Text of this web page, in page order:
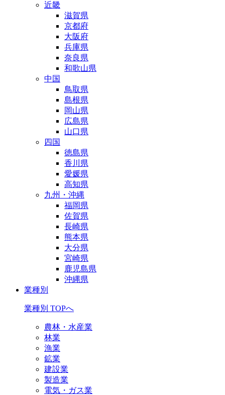
近畿
滋賀県
京都府
大阪府
兵庫県
奈良県
和歌山県
中国
鳥取県
島根県
岡山県
広島県
山口県
四国
徳島県
香川県
愛媛県
高知県
九州・沖縄
福岡県
佐賀県
長崎県
熊本県
大分県
宮崎県
鹿児島県
沖縄県
業種別
業種別 TOPへ
農林・水産業
林業
漁業
鉱業
建設業
製造業
電気・ガス業